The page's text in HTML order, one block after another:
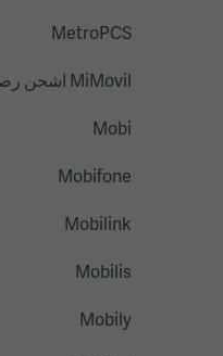
MetroPCS
MiMovil اشحن رصيدك
Mobi
Mobifone
Mobilink
Mobilis
Mobily